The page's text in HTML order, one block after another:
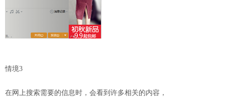
情境3
在网上搜索需要的信息时，会看到许多相关的内容，